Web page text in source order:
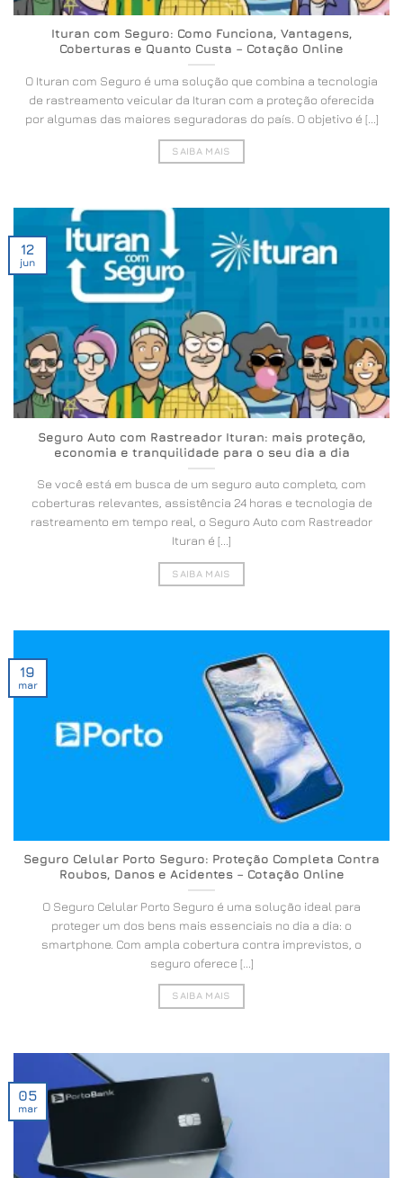
Ituran com Seguro: Como Funciona, Vantagens,
Coberturas e Quanto Custa – Cotação Online
O Ituran com Seguro é uma solução que combina a tecnologia
de rastreamento veicular da Ituran com a proteção oferecida
por algumas das maiores seguradoras do país. O objetivo é [...]
SAIBA MAIS
Seguro Auto com Rastreador Ituran: mais proteção,
economia e tranquilidade para o seu dia a dia
Se você está em busca de um seguro auto completo, com
coberturas relevantes, assistência 24 horas e tecnologia de
rastreamento em tempo real, o Seguro Auto com Rastreador
Ituran é [...]
SAIBA MAIS
12
jun
Seguro Celular Porto Seguro: Proteção Completa Contra
Roubos, Danos e Acidentes – Cotação Online
O Seguro Celular Porto Seguro é uma solução ideal para
proteger um dos bens mais essenciais no dia a dia: o
smartphone. Com ampla cobertura contra imprevistos, o
seguro oferece [...]
SAIBA MAIS
19
mar
05
mar